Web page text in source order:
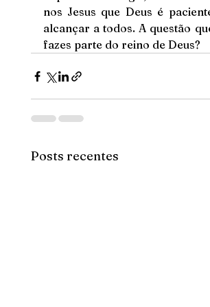
nos Jesus que Deus é
alcançar a todos. A questão
fazes parte do reino de Deus?
Posts recentes